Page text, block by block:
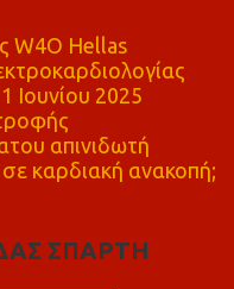
W4O Hellas
Ιουνίου 2025
απινιδωτή
καρδιακή ανακοπή;
ΣΠΑΡΤΗ